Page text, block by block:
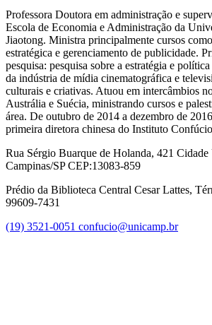
Professora Doutora em administração e
Escola de Economia e Administração da
Jiaotong. Ministra principalmente cursos
estratégica e gerenciamento de publicidade.
pesquisa: pesquisa sobre a estratégia e
da indústria de mídia cinematográfica e
culturais e criativas. Atuou em intercâmbios
Austrália e Suécia, ministrando cursos e
área. De outubro de 2014 a dezembro de
primeira diretora chinesa do Instituto
Rua Sérgio Buarque de Holanda, 421
Campinas/SP CEP:13083-859
Prédio da Biblioteca Central Cesar Lattes,
99609-7431
(19) 3521-0051 confucio@unicamp.br